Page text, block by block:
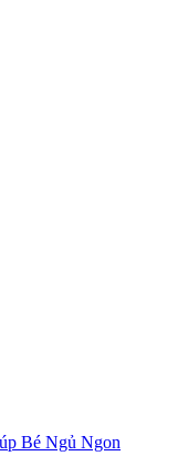
Bé Ngủ Ngon